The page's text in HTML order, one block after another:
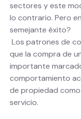
sectores y este
lo contrario. Pero
semejante éxito?
Los patrones de
que la compra de
importante
comportamiento
de propiedad
servicio.